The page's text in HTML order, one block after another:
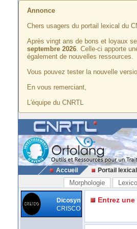
Annonce
Chers usagers du portail lexical du
Après vingt ans de bons et loyaux
septembre 2026. Celle-ci apporte
également de nouvelles ressources.
Vous pouvez tester la nouvelle
En vous remerciant,
L'équipe du CNRTL
Accueil Portail lexical
Morphologie
Dicosyn
CRISCO
Entrez une